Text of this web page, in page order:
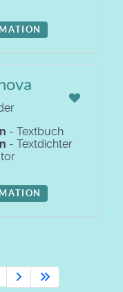
- Textbuch
- Textdichter